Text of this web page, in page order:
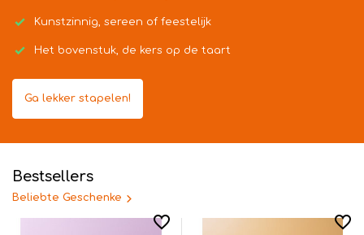
Kunstzinnig, sereen of feestelijk
Het bovenstuk, de kers op de taart
Ga lekker stapelen!
Bestsellers
Beliebte Geschenke